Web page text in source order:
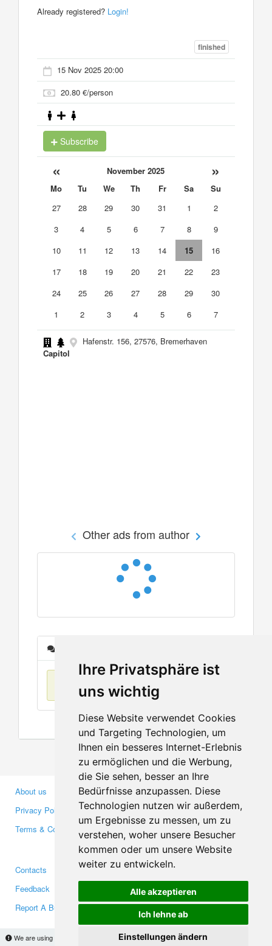
Ihre Privatsphäre ist
uns wichtig
Diese Website verwendet Cookies
und Targeting Technologien, um
Ihnen ein besseres Internet-Erlebnis
zu ermöglichen und die Werbung,
die Sie sehen, besser an Ihre
Bedürfnisse anzupassen. Diese
Technologien nutzen wir außerdem,
um Ergebnisse zu messen, um zu
verstehen, woher unsere Besucher
kommen oder um unsere Website
weiter zu entwickeln.
Alle akzeptieren
Ich lehne ab
Einstellungen ändern
We are using cookies to provide statistics that help us give you the best experience of
Already registered? Login!
finished
15 Nov 2025 20:00
20.80 €/person
Subscribe
« November 2025 »
Mo Tu We Th Fr Sa
Su
27
28 29 30 31 1
2
3
4 5 6 7 8
9
10
11 12 13 14 15
16
17
18 19 20 21 22
23
24
25 26 27 28 29
30
1
2 3 4 5 6 7
Hafenstr. 156, 27576, Bremerhaven
Capitol
Other ads from author
No items found
About us
Privacy Policy
Terms & Conditions
Business Partners
Investors
Media
Contacts
Feedback
Report A Bug
Facebook
Twitter
YouTube
Google+